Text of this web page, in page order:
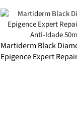
Martiderm Black
Epigence Expert